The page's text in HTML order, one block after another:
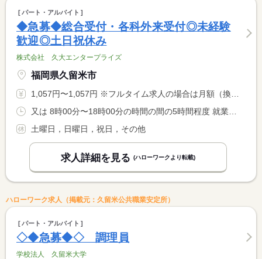
パート・アルバイト
◆急募◆総合受付・各科外来受付◎未経験
歓迎◎土日祝休み
株式会社 久大エンタープライズ
福岡県久留米市
1,057円〜1,057円 ※フルタイム求人の場合は月額（換算額）、パート求人の場合は時間額を表示しています。
土曜日，日曜日，祝日，その他
求人詳細を見る (ハローワークより転載)
ハローワーク求人（掲載元：久留米公共職業安定所）
パート・アルバイト
◇◆急募◆◇ 調理員
学校法人 久留米大学